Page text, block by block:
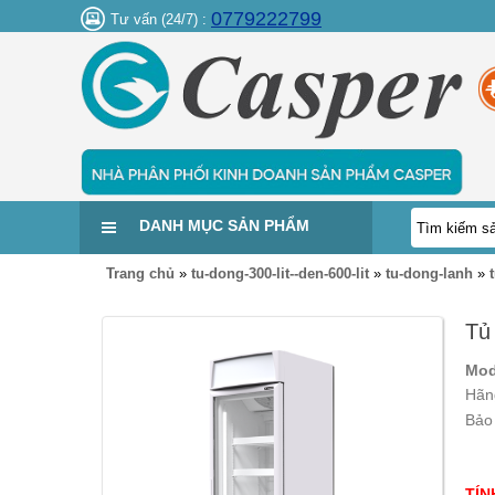
Tư vấn (24/7) : 0779222799
DANH MỤC SẢN PHẨM
Trang chủ » tu-dong-300-lit--den-600-lit » tu-dong-lanh »